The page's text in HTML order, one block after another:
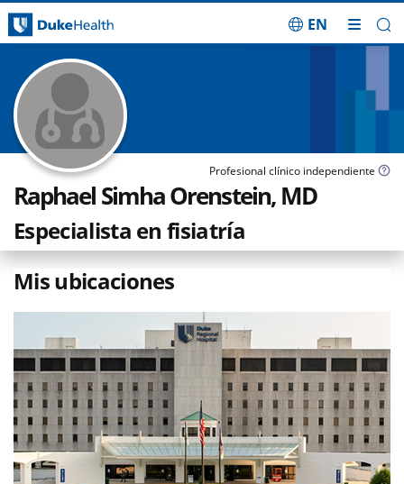
EN
Profesional clínico independiente
Raphael Simha Orenstein, MD
Especialista en fisiatría
Mis ubicaciones